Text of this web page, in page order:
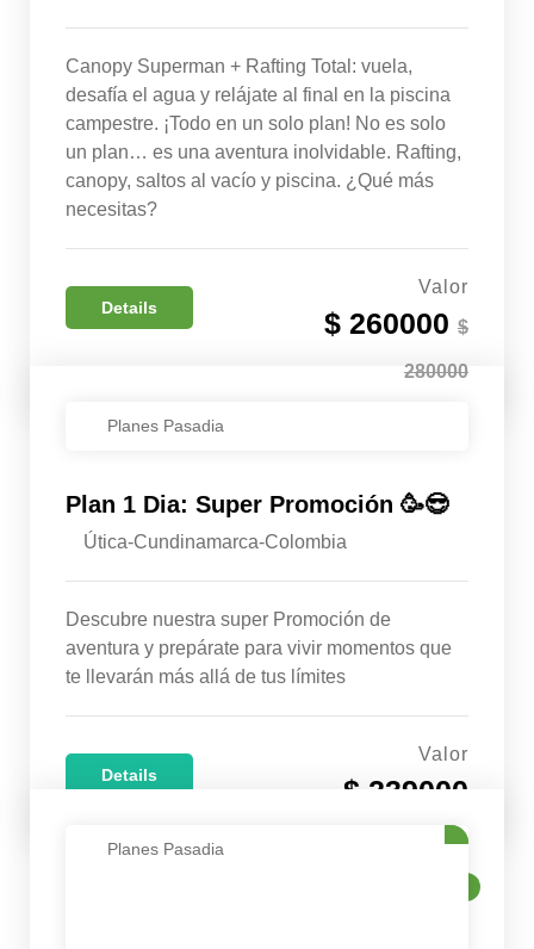
Canopy Superman + Rafting Total: vuela,
desafía el agua y relájate al final en la piscina
campestre. ¡Todo en un solo plan! No es solo
un plan… es una aventura inolvidable. Rafting,
canopy, saltos al vacío y piscina. ¿Qué más
necesitas?
Details
Valor
$ 260000 $
280000
Planes Pasadia
Plan 1 Dia: Super Promoción 🥳😎
Útica-Cundinamarca-Colombia
Descubre nuestra super Promoción de
aventura y prepárate para vivir momentos que
te llevarán más allá de tus límites
Details
Valor
$ 239000
Planes Pasadia